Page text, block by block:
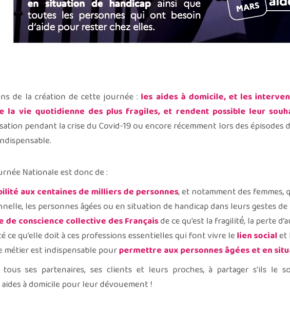
de la création de cette journée : les aides à domicile, et les
la vie quotidienne des plus fragiles, et rendent possible leur
pendant la crise du Covid-19 ou encore récemment lors des
Nationale est donc de :
aux centaines de milliers de personnes, et notamment des
les personnes âgées ou en situation de handicap dans leurs gestes
de conscience collective des Françaisde ce qu’est la fragilité́, la perte
ce qu’elle doit à ces professions essentielles qui font vivre le lien socialet
métier est indispensable pourpermettre aux personnes âgées et en
tous ses partenaires, ses clients et leurs proches, à partager s’ils
à domicile pour leur dévouement !